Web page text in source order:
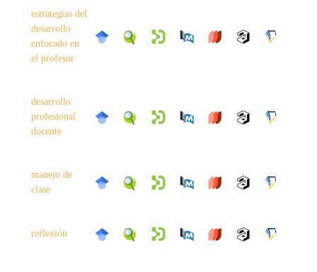
estrategias del
desarrollo
enfocado en
el profesor
desarrollo
profesional
docente
manejo de
clase
reflexión